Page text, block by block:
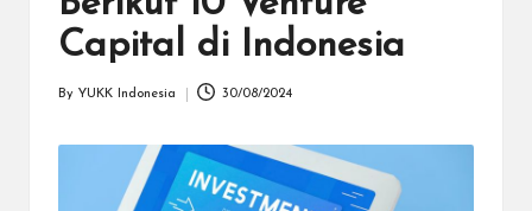
Payment
Gateway,Capital di Indonesia
By YUKK Indonesia 30/08/2024